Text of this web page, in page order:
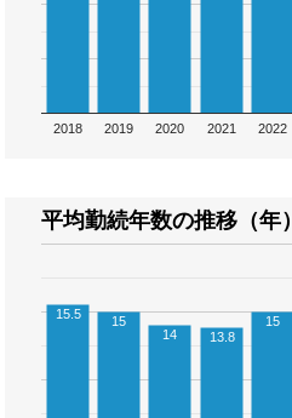
2018 2019 2020 2021 2022
平均勤続年数の推移（年）
15.5
15
14
13.8
15